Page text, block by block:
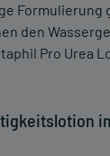
Formulierung
den
Pro Urea